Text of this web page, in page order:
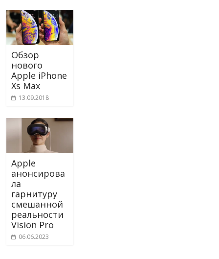
Обзор
нового
Apple iPhone
Xs Max
13.09.2018
Apple
анонсирова
ла
гарнитуру
смешанной
реальности
Vision Pro
06.06.2023